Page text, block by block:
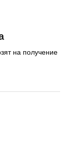
на получение